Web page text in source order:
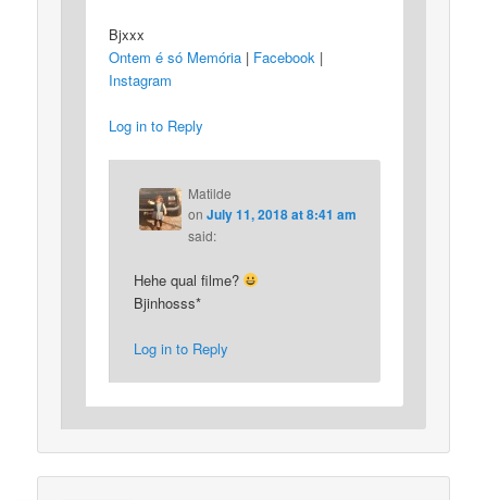
Bjxxx
Ontem é só Memória | Facebook |
Instagram
Log in to Reply
Matilde
on July 11, 2018 at 8:41 am
said:
Hehe qual filme?
Bjinhosss*
Log in to Reply